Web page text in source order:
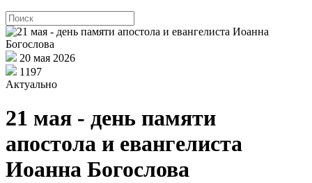
20 мая 2026
1197
Актуально
21 мая - день памяти
апостола и евангелиста
Иоанна Богослова